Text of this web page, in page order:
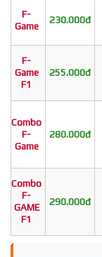
F-
Game
230.000đ
F-
Game
F1
255.000đ
Combo
F-
Game
280.000đ
Combo
F-
GAME
F1
290.000đ